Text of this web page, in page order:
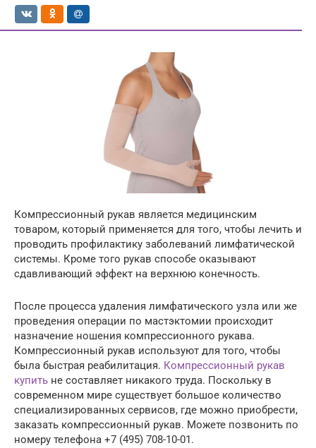
Компрессионный рукав является медицинским
товаром, который применяется для того, чтобы лечить и
проводить профилактику заболеваний лимфатической
системы. Кроме того рукав способе оказывают
сдавливающий эффект на верхнюю конечность.
После процесса удаления лимфатического узла или же
проведения операции по мастэктомии происходит
назначение ношения компрессионного рукава.
Компрессионный рукав используют для того, чтобы
была быстрая реабилитация. Компрессионный рукав
купить не составляет никакого труда. Поскольку в
современном мире существует большое количество
специализированных сервисов, где можно приобрести,
заказать компрессионный рукав. Можете позвонить по
номеру телефона +7 (495) 708-10-01.